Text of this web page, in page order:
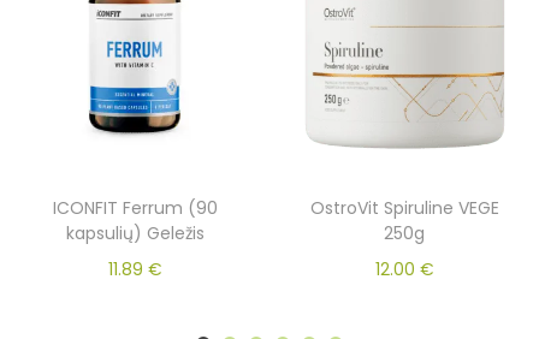
ICONFIT Ferrum (90
kapsulių) Geležis
11.89 €
OstroVit Spiruline VEGE
250g
12.00 €